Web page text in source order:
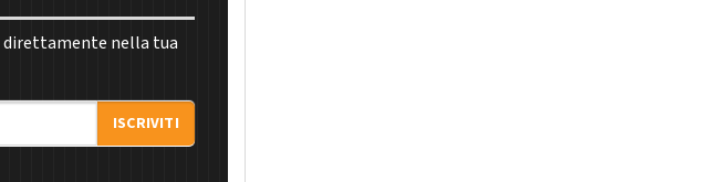
direttamente nella tua
ISCRIVITI